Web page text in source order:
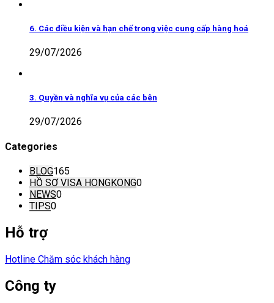
6. Các điều kiện và hạn chế trong việc cung cấp hàng hoá
29/07/2026
3. Quyền và nghĩa vụ của các bên
29/07/2026
Categories
BLOG165
HỒ SƠ VISA HONGKONG0
NEWS0
TIPS0
Hỗ trợ
Hotline Chăm sóc khách hàng
Công ty